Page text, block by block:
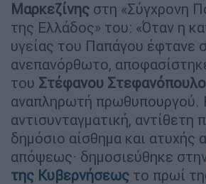
Μαρκεζίνης στη «Σύγχρονη
της Ελλάδος» του: «Όταν η
υγείας του Παπάγου έφτανε
ανεπανόρθωτο,
του Στέφανου
αναπληρωτή πρωθυπουργού.
αντισυνταγματική, αντίθετη
δημόσιο αίσθημα και ατυχής
απόψεως· δημοσιεύθηκε
της Κυβερνήσεως το πρωί